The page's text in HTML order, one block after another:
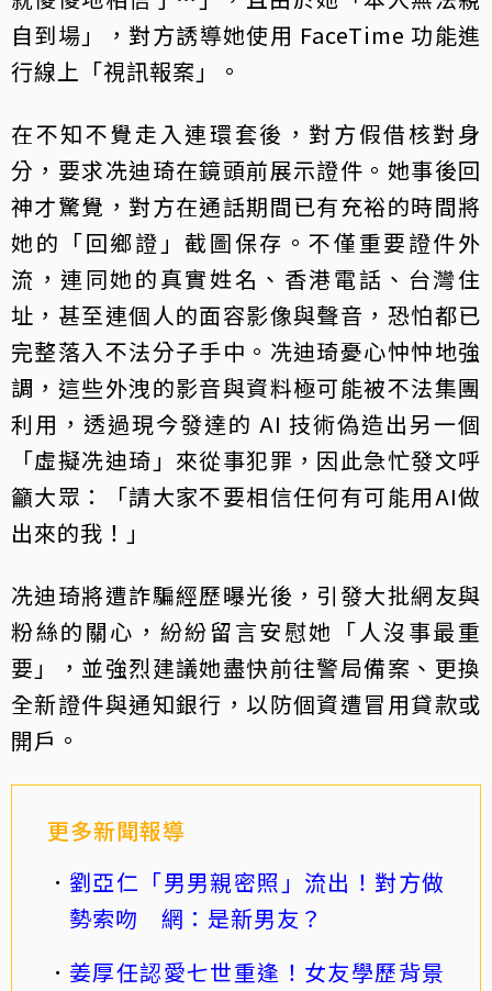
自到場」，對方誘導她使用 FaceTime 功能進
行線上「視訊報案」。
在不知不覺走入連環套後，對方假借核對身
分，要求冼迪琦在鏡頭前展示證件。她事後回
神才驚覺，對方在通話期間已有充裕的時間將
她的「回鄉證」截圖保存。不僅重要證件外
流，連同她的真實姓名、香港電話、台灣住
址，甚至連個人的面容影像與聲音，恐怕都已
完整落入不法分子手中。冼迪琦憂心忡忡地強
調，這些外洩的影音與資料極可能被不法集團
利用，透過現今發達的 AI 技術偽造出另一個
「虛擬冼迪琦」來從事犯罪，因此急忙發文呼
籲大眾：「請大家不要相信任何有可能用AI做
出來的我！」
冼迪琦將遭詐騙經歷曝光後，引發大批網友與
粉絲的關心，紛紛留言安慰她「人沒事最重
要」，並強烈建議她盡快前往警局備案、更換
全新證件與通知銀行，以防個資遭冒用貸款或
開戶。
更多新聞報導
劉亞仁「男男親密照」流出！對方做
勢索吻 網：是新男友？
姜厚任認愛七世重逢！女友學歷背景